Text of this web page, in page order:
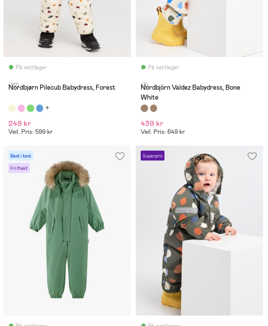
På nettlager
(22)
Nordbjørn Pilecub Babydress, Forest
249 kr
Veil. Pris: 599 kr
På nettlager
(3)
Nordbjörn Valdez Babydress, Bone
White
439 kr
Veil. Pris: 649 kr
Best i test
Fri frakt
Superpris